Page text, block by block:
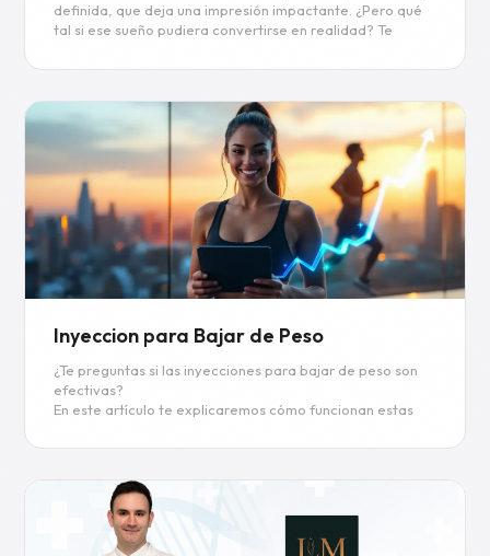
definida, que deja una impresión impactante. ¿Pero qué
tal si ese sueño pudiera convertirse en realidad? Te
liposucción de barbilla que promete darte justo eso.
Inyeccion para Bajar de Peso
¿Te preguntas si las inyecciones para bajar de peso son
efectivas?
En este artículo te explicaremos cómo funcionan estas
esperar.